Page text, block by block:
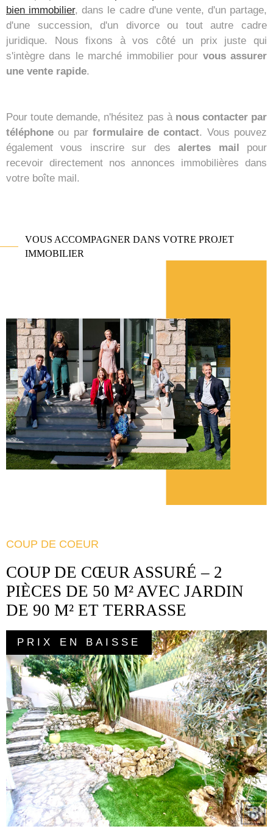
bien immobilier, dans le cadre d'une vente, d'un partage,
d'une succession, d'un divorce ou tout autre cadre
juridique. Nous fixons à vos côté un prix juste qui
s'intègre dans le marché immobilier pour vous assurer
une vente rapide.
Pour toute demande, n'hésitez pas à nous contacter par
téléphone ou par formulaire de contact. Vous pouvez
également vous inscrire sur desalertes mail
pour
recevoir directement nos annonces immobilières dans
votre boîte mail.
VOUS ACCOMPAGNER DANS VOTRE PROJET
IMMOBILIER
COUP DE COEUR
COUP DE CŒUR ASSURÉ – 2
PIÈCES DE 50 M² AVEC JARDIN
DE 90 M² ET TERRASSE
PRIX EN BAISSE